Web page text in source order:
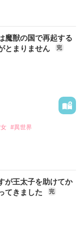
捨てられてしま
と決意するが…。
んだから、そっと
魔獣の国で再起する
とまりません
完
#異世界
５
が王太子を助けてか
てきました
完